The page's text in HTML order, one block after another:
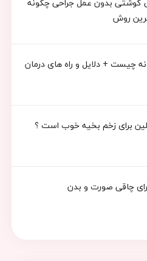
روش
چیست + دلایل و راه های درمان
برای زخم بخیه خوب است ؟
چاقی صورت و بدن